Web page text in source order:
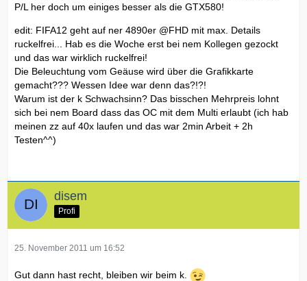
P/L her doch um einiges besser als die GTX580!
edit: FIFA12 geht auf ner 4890er @FHD mit max. Details
ruckelfrei... Hab es die Woche erst bei nem Kollegen gezockt
und das war wirklich ruckelfrei!
Die Beleuchtung vom Geäuse wird über die Grafikkarte
gemacht??? Wessen Idee war denn das?!?!
Warum ist der k Schwachsinn? Das bisschen Mehrpreis lohnt
sich bei nem Board dass das OC mit dem Multi erlaubt (ich hab
meinen zz auf 40x laufen und das war 2min Arbeit + 2h
Testen^^)
disem
Profi
25. November 2011 um 16:52
Gut dann hast recht, bleiben wir beim k.